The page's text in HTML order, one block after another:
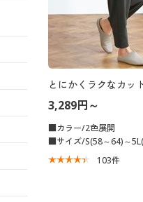
とにかくラクなカッ
3,289円～
■カラー/2色展開
■サイズ/S(58～64)～
103件